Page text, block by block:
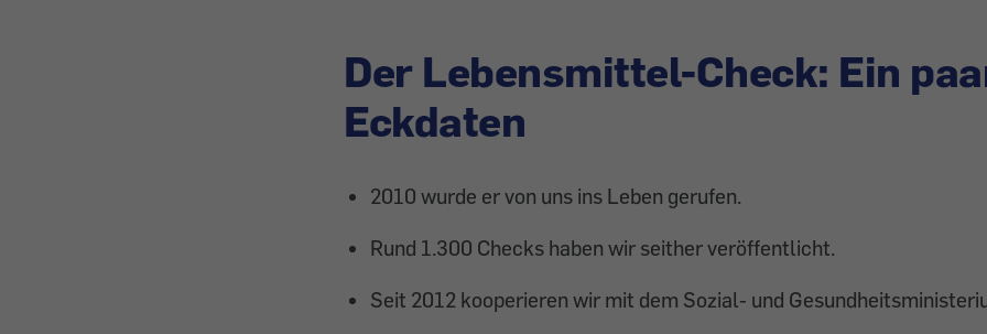
Der Lebensmittel-Check: Ein
Eckdaten
2010 wurde er von uns ins Leben gerufen.
Rund 1.300 Checks haben wir seither veröffentlicht.
Seit 2012 kooperieren wir mit dem Sozial- und